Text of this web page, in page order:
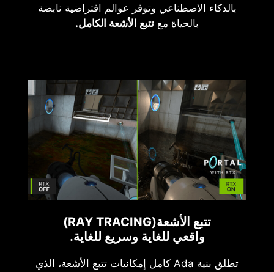
بالذكاء الاصطناعي وتوفر عوالم افتراضية نابضة
بالحياة مع تتبع الأشعة الكامل.
تتبع الأشعة(RAY TRACING)
واقعي للغاية وسريع للغاية.
تطلق بنية Ada كامل إمكانيات تتبع الأشعة، الذي